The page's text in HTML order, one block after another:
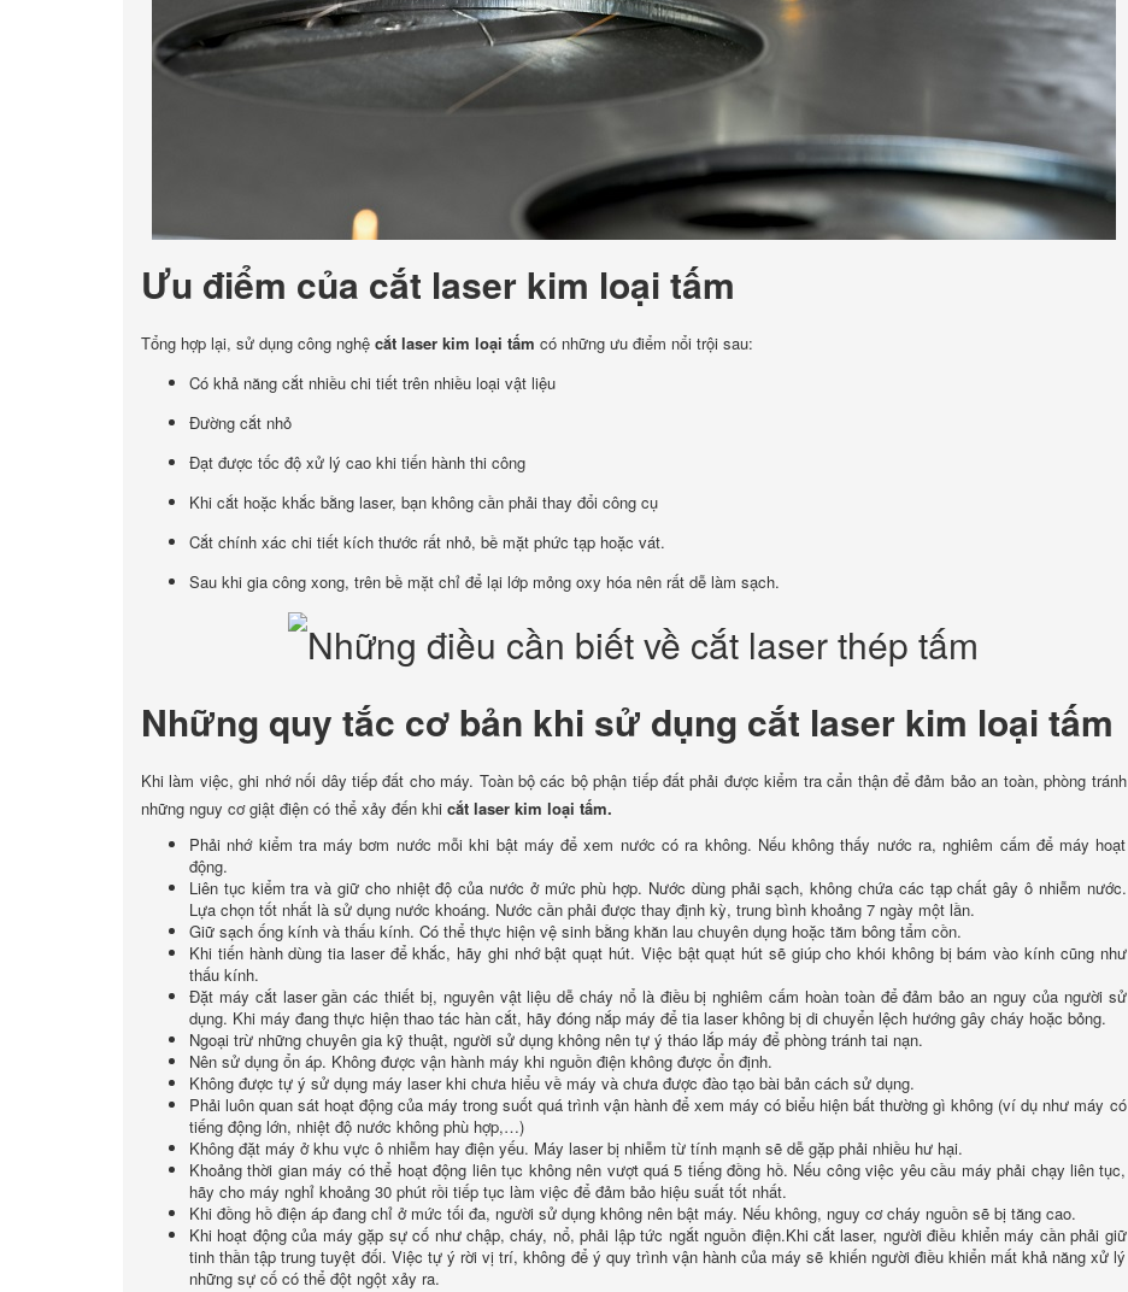
Ưu điểm của cắt laser kim loại tấm
Tổng hợp lại, sử dụng công nghệ cắt laser kim loại tấm có những ưu điểm nổi trội sau:
Có khả năng cắt nhiều chi tiết trên nhiều loại vật liệu
Đường cắt nhỏ
Đạt được tốc độ xử lý cao khi tiến hành thi công
Khi cắt hoặc khắc bằng laser, bạn không cần phải thay đổi công cụ
Cắt chính xác chi tiết kích thước rất nhỏ, bề mặt phức tạp hoặc vát.
Sau khi gia công xong, trên bề mặt chỉ để lại lớp mỏng oxy hóa nên rất dễ làm sạch.
Những quy tắc cơ bản khi sử dụng cắt laser kim loại tấm
Khi làm việc, ghi nhớ nối dây tiếp đất cho máy. Toàn bộ các bộ phận tiếp đất phải được kiểm tra cẩn thận để đảm bảo an toàn, phòng tránh
những nguy cơ giật điện có thể xảy đến khi cắt laser kim loại tấm.
Phải nhớ kiểm tra máy bơm nước mỗi khi bật máy để xem nước có ra không. Nếu không thấy nước ra, nghiêm cấm để máy hoạt
động.
Liên tục kiểm tra và giữ cho nhiệt độ của nước ở mức phù hợp. Nước dùng phải sạch, không chứa các tạp chất gây ô nhiễm nước.
Lựa chọn tốt nhất là sử dụng nước khoáng. Nước cần phải được thay định kỳ, trung bình khoảng 7 ngày một lần.
Giữ sạch ống kính và thấu kính. Có thể thực hiện vệ sinh bằng khăn lau chuyên dụng hoặc tăm bông tẩm cồn.
Khi tiến hành dùng tia laser để khắc, hãy ghi nhớ bật quạt hút. Việc bật quạt hút sẽ giúp cho khói không bị bám vào kính cũng như
thấu kính.
Đặt máy cắt laser gần các thiết bị, nguyên vật liệu dễ cháy nổ là điều bị nghiêm cấm hoàn toàn để đảm bảo an nguy của người sử
dụng. Khi máy đang thực hiện thao tác hàn cắt, hãy đóng nắp máy để tia laser không bị di chuyển lệch hướng gây cháy hoặc bỏng.
Ngoại trừ những chuyên gia kỹ thuật, người sử dụng không nên tự ý tháo lắp máy để phòng tránh tai nạn.
Nên sử dụng ổn áp. Không được vận hành máy khi nguồn điện không được ổn định.
Không được tự ý sử dụng máy laser khi chưa hiểu về máy và chưa được đào tạo bài bản cách sử dụng.
Phải luôn quan sát hoạt động của máy trong suốt quá trình vận hành để xem máy có biểu hiện bất thường gì không (ví dụ như máy có
tiếng động lớn, nhiệt độ nước không phù hợp,…)
Không đặt máy ở khu vực ô nhiễm hay điện yếu. Máy laser bị nhiễm từ tính mạnh sẽ dễ gặp phải nhiều hư hại.
Khoảng thời gian máy có thể hoạt động liên tục không nên vượt quá 5 tiếng đồng hồ. Nếu công việc yêu cầu máy phải chạy liên tục,
hãy cho máy nghỉ khoảng 30 phút rồi tiếp tục làm việc để đảm bảo hiệu suất tốt nhất.
Khi đồng hồ điện áp đang chỉ ở mức tối đa, người sử dụng không nên bật máy. Nếu không, nguy cơ cháy nguồn sẽ bị tăng cao.
Khi hoạt động của máy gặp sự cố như chập, cháy, nổ, phải lập tức ngắt nguồn điện.Khi cắt laser, người điều khiển máy cần phải giữ
tinh thần tập trung tuyệt đối. Việc tự ý rời vị trí, không để ý quy trình vận hành của máy sẽ khiến người điều khiển mất khả năng xử lý
những sự cố có thể đột ngột xảy ra.